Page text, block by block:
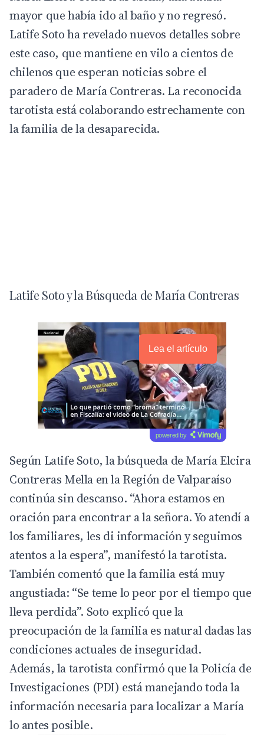
mayor que había ido al baño y no regresó.
Latife Sotoha revelado nuevos detalles sobre
este caso, que mantiene en vilo a cientos de
chilenos que esperan noticias sobre el
paradero de María Contreras. La reconocida
tarotista está colaborando estrechamente con
la familia de la desaparecida.
Latife Soto y la Búsqueda de María Contreras
Lea el artículo
powered by
Según Latife Soto, la búsqueda de María Elcira
Contreras Mella en la Región de Valparaíso
continúa sin descanso. “Ahora estamos en
oración para encontrar a la señora. Yo atendí a
los familiares, les di información y seguimos
atentos a la espera”, manifestó la tarotista.
También comentó que la familia está muy
angustiada: “Se teme lo peor por el tiempo que
lleva perdida”. Soto explicó que la
preocupación de la familia es natural dadas las
condiciones actuales de inseguridad.
Además, la tarotista confirmó que la Policía de
Investigaciones (PDI) está manejando toda la
información necesaria para localizar a María
lo antes posible.